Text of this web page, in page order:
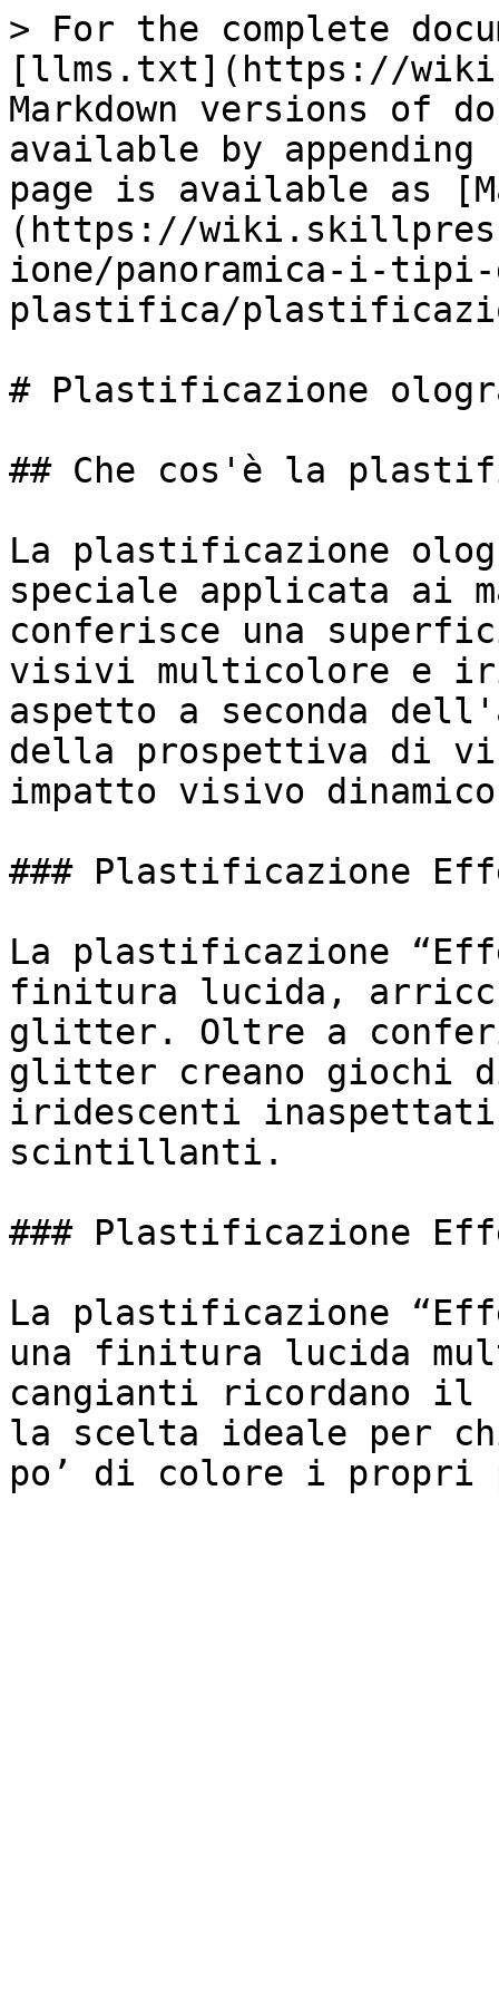
> For the complete
[llms.txt](https://
Markdown versions of
available by
page is available as
(https://
ione/panoramica-i-
plastifica/
# Plastificazione
## Che cos'è la
La plastificazione
speciale applicata ai
conferisce una
visivi multicolore e
aspetto a seconda
della prospettiva di
impatto visivo
### Plastificazione
La plastificazione
finitura lucida,
glitter. Oltre a
glitter creano giochi
iridescenti
scintillanti.
### Plastificazione
La plastificazione
una finitura lucida
cangianti ricordano il
la scelta ideale per